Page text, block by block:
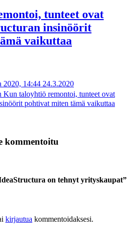
tunteet ovat
insinöörit
vaikuttaa
2020, 14:44 24.3.2020
Kun taloyhtiö remontoi, tunteet ovat
pohtivat miten tämä vaikuttaa
kommentoitu
on tehnyt yrityskaupat”
kirjautua kommentoidaksesi.